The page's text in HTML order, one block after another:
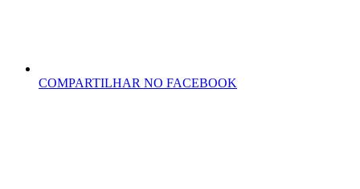
COMPARTILHAR NO FACEBOOK